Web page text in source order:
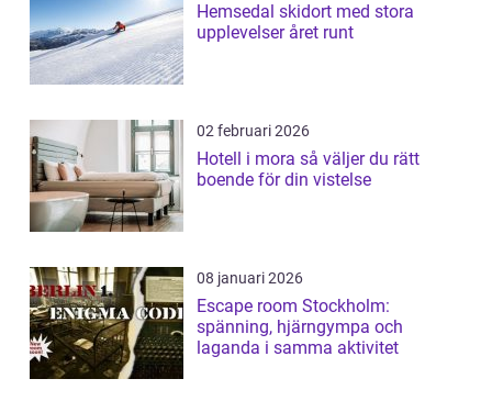
Hemsedal skidort med stora
upplevelser året runt
02 februari 2026
Hotell i mora så väljer du rätt
boende för din vistelse
08 januari 2026
Escape room Stockholm:
spänning, hjärngympa och
laganda i samma aktivitet